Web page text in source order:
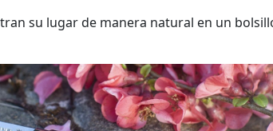
su lugar de manera natural en un